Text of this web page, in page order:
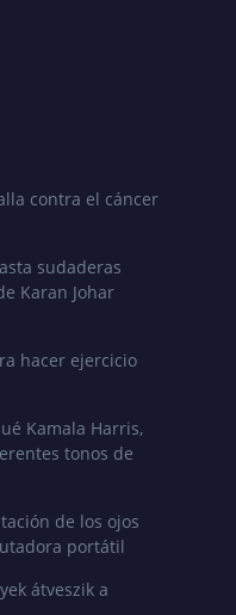
contra el cáncer
sudaderas
Karan Johar
hacer ejercicio
Kamala Harris,
tonos de
de los ojos
portátil
átveszik a